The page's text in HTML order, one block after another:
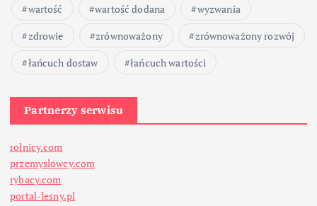
wartość
wartość dodana
wyzwania
zdrowie
zrównoważony
zrównoważony rozwój
łańcuch dostaw
łańcuch wartości
Partnerzy serwisu
rolnicy.com
przemyslowcy.com
rybacy.com
portal-lesny.pl